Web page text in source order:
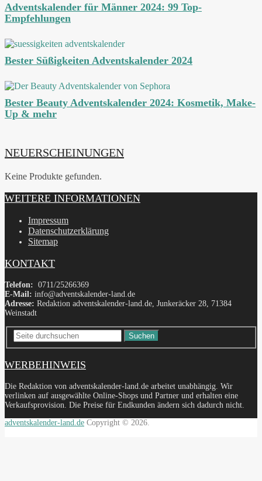
Adventskalender für Männer 2024: 99 Top-
Empfehlungen
Bester Süßigkeiten Adventskalender 2024
Bester Beauty Adventskalender 2024: Kosmetik, Make-
Up & mehr
NEUERSCHEINUNGEN
Keine Produkte gefunden.
WEITERE INFORMATIONEN
Impressum
Datenschutzerklärung
Sitemap
KONTAKT
Telefon: 0711/25266369
E-Mail: info@adventskalender-land.de
Adresse: Redaktion adventskalender-land.de, Junkeräcker 28, 71384
Weinstadt
Suchen
WERBEHINWEIS
Die Redaktion von adventskalender-land.de arbeitet unabhängig. Wir
verlinken auf ausgewählte Online-Shops und Partner und erhalten eine
Verkaufsprovision. Die Preise für Endkunden ändern sich dadurch nicht.
adventskalender-land.de Copyright © 2026.